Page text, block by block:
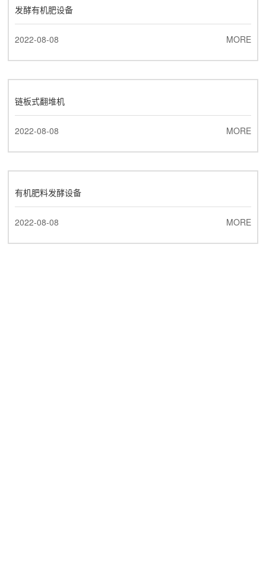
发酵有机肥设备
2022-08-08 MORE
链板式翻堆机
2022-08-08 MORE
有机肥料发酵设备
2022-08-08 MORE